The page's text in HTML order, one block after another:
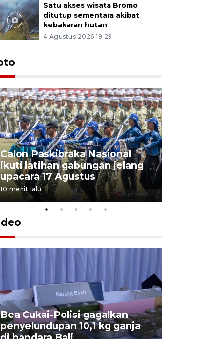
Satu akses wisata Bromo
ditutup sementara akibat
kebakaran hutan
4 Agustus 2026 19:29
Calon Paskibraka Nasional
ikuti latihan gabungan jelang
upacara 17 Agustus
10 menit lalu
Bea Cukai-Polisi gagalkan
penyelundupan 10,1 kg ganja